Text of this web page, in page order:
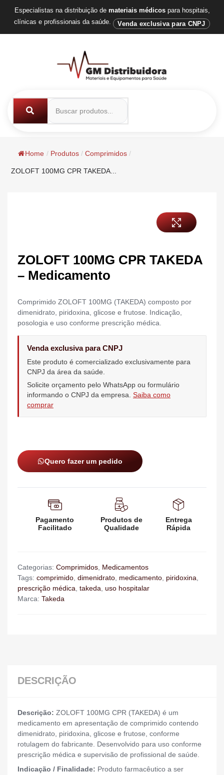
Especialistas na distribuição de materiais médicospara hospitais,
clínicas e profissionais da saúde.
Venda exclusiva para CNPJ
Home / Produtos / Comprimidos /
ZOLOFT 100MG CPR TAKEDA...
ZOLOFT 100MG CPR TAKEDA
– Medicamento
Comprimido ZOLOFT 100MG (TAKEDA) composto por
dimenidrato, piridoxina, glicose e frutose. Indicação,
posologia e uso conforme prescrição médica.
Venda exclusiva para CNPJ
Este produto é comercializado exclusivamente para
CNPJ da área da saúde.
Solicite orçamento pelo WhatsApp ou formulário
informando o CNPJ da empresa. Saiba como
comprar
Quero fazer um pedido
Pagamento
Facilitado
Produtos de
Qualidade
Entrega
Rápida
Categorias: Comprimidos, Medicamentos
Tags: comprimido, dimenidrato, medicamento, piridoxina,
prescrição médica, takeda, uso hospitalar
Marca: Takeda
DESCRIÇÃO
Descrição: ZOLOFT 100MG CPR (TAKEDA) é um
medicamento em apresentação de comprimido contendo
dimenidrato, piridoxina, glicose e frutose, conforme
rotulagem do fabricante. Desenvolvido para uso conforme
prescrição médica e supervisão de profissional de saúde.
Indicação / Finalidade: Produto farmacêutico a ser